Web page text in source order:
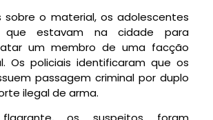
sobre o material, os adolescentes
que estavam na cidade para
um membro de uma facção
Os policiais identificaram que os
passagem criminal por duplo
ilegal de arma.